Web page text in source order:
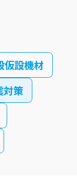
仮設機材
対策